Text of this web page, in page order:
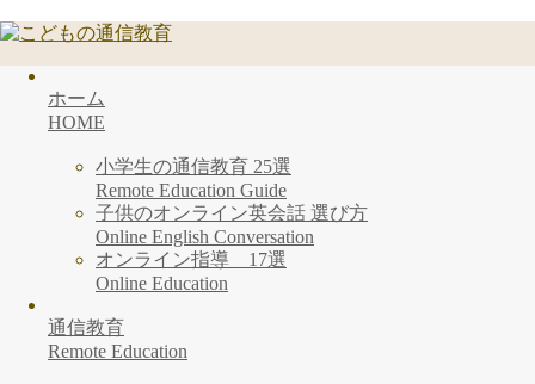
ホーム
HOME
小学生の通信教育 25選
Remote Education Guide
子供のオンライン英会話 選び方
Online English Conversation
オンライン指導 17選
Online Education
通信教育
Remote Education